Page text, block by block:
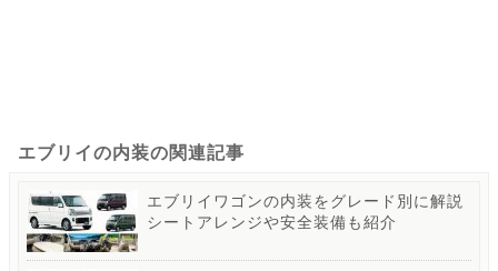
エブリイの内装の関連記事
エブリイワゴンの内装をグレード別に解説
シートアレンジや安全装備も紹介